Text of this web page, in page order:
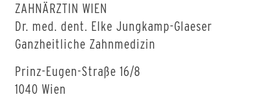
ZAHNÄRZTIN WIEN
Dr. med. dent. Elke Jungkamp-Glaeser
Ganzheitliche Zahnmedizin
Prinz-Eugen-Straße 16/8
1040 Wien